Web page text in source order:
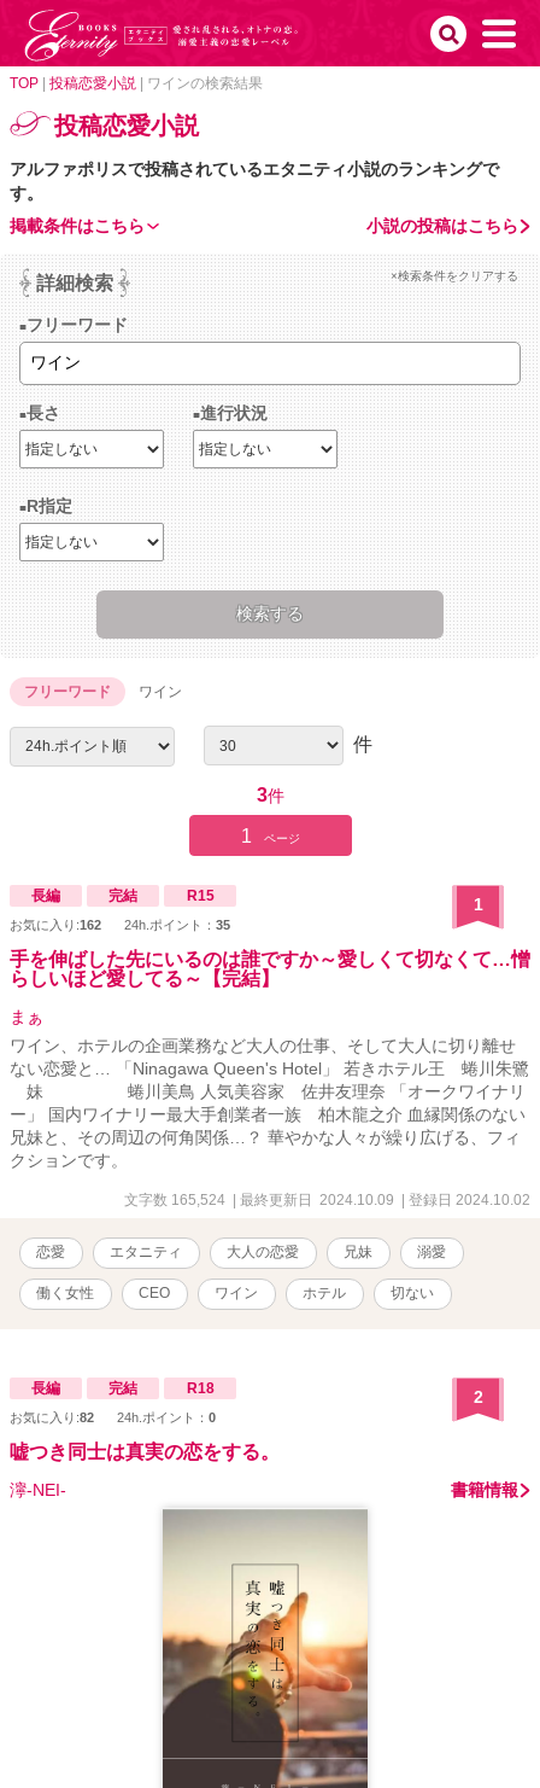
TOP 投稿恋愛小説 ワインの検索結果
投稿恋愛小説
アルファポリスで投稿されているエタニティ小説のランキングで
す。
小説の投稿はこちら
掲載条件はこちら
詳細検索 ×検索条件をクリアする
フリーワード
長さ 進行状況
R指定
フリーワード ワイン
件
3件
1 ページ
長編 完結 R15
お気に入り:162 24h.ポイント： 35
1
手を伸ばした先にいるのは誰ですか～愛しくて切なくて…憎
らしいほど愛してる～【完結】
まぁ
ワイン、ホテルの企画業務など大人の仕事、そして大人に切り離せ
ない恋愛と… 「Ninagawa Queen's Hotel」 若きホテル王 蜷川朱鷺
妹 蜷川美鳥 人気美容家 佐井友理奈 「オークワイナリ
ー」 国内ワイナリー最大手創業者一族 柏木龍之介 血縁関係のない
兄妹と、その周辺の何角関係…？ 華やかな人々が繰り広げる、フィ
クションです。
文字数 165,524 | 最終更新日 2024.10.09 | 登録日 2024.10.02
恋愛 エタニティ 大人の恋愛 兄妹 溺愛
働く女性 CEO ワイン ホテル 切ない
長編 完結 R18
お気に入り:82 24h.ポイント： 0
2
嘘つき同士は真実の恋をする。
濘-NEI- 書籍情報